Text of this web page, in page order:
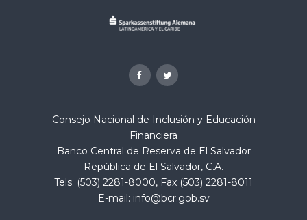
Consejo Nacional de Inclusión y Educación
Financiera
Banco Central de Reserva de El Salvador
República de El Salvador, C.A.
Tels. (503) 2281-8000, Fax (503) 2281-8011
E-mail: info@bcr.gob.sv